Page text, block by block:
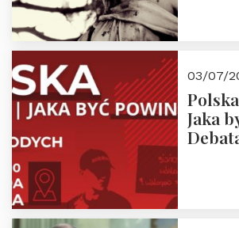
03/07/
Jaka